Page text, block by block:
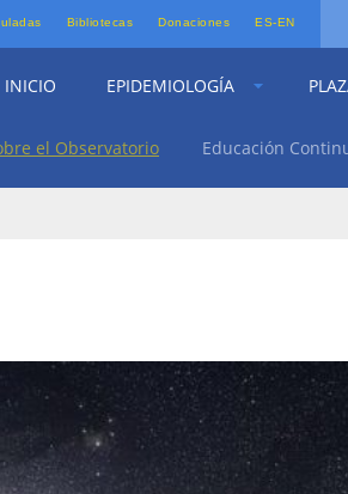
Bibliotecas Donaciones ES-EN
INICIO EPIDEMIOLOGÍA
el Observatorio Educación